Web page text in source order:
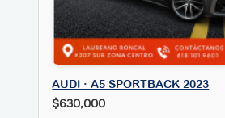
AUDI · A5 SPORTBACK 2023
$630,000